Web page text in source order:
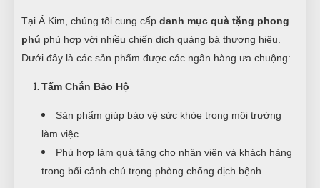
Tại Á Kim, chúng tôi cung cấp danh mục quà tặng phong
phú phù hợp với nhiều chiến dịch quảng bá thương hiệu.
Dưới đây là các sản phẩm được các ngân hàng ưa chuộng:
Tấm Chắn Bảo Hộ
Sản phẩm giúp bảo vệ sức khỏe trong môi trường
làm việc.
Phù hợp làm quà tặng cho nhân viên và khách hàng
trong bối cảnh chú trọng phòng chống dịch bệnh.